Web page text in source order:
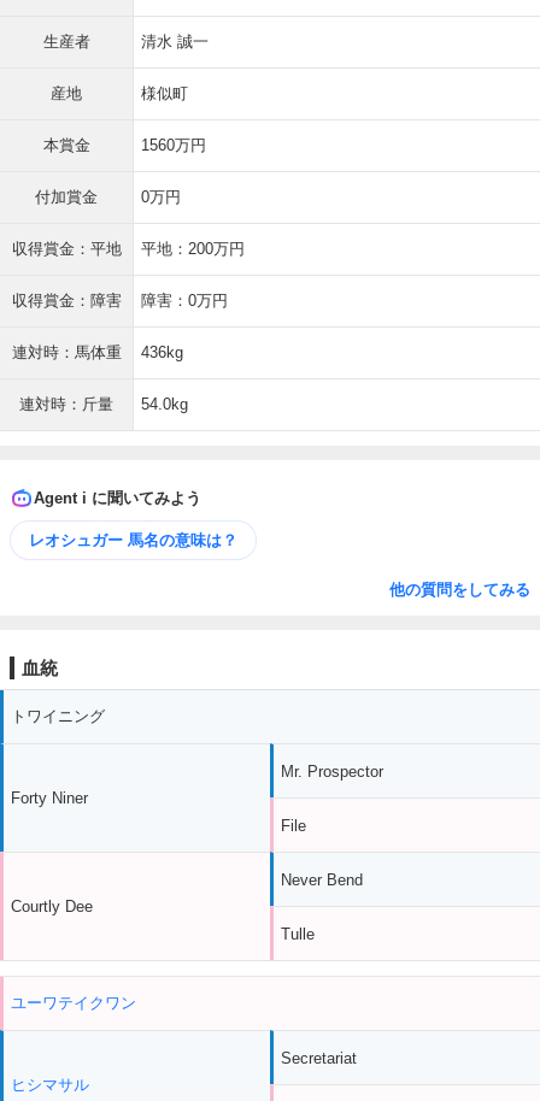
生産者 清水 誠一
産地 様似町
本賞金 1560万円
付加賞金 0万円
収得賞金：平地 平地：200万円
収得賞金：障害 障害：0万円
連対時：馬体重 436kg
連対時：斤量 54.0kg
Agent i に聞いてみよう
レオシュガー 馬名の意味は？
他の質問をしてみる
血統
トワイニング
Forty Niner
Courtly Dee
Mr. Prospector
File
Never Bend
Tulle
ユーワテイクワン
ヒシマサル
Secretariat